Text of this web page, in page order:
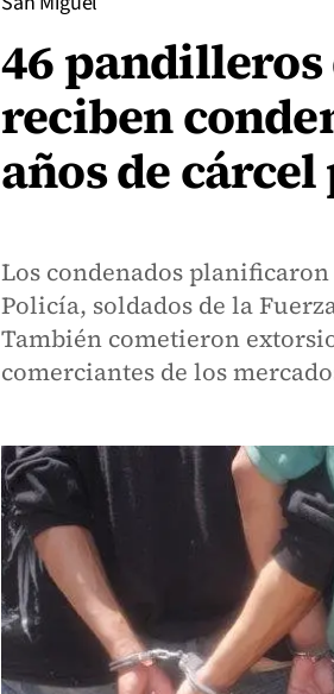
46 pandilleros
reciben
años de
Los condenados
Policía, soldados de la
También cometieron
comerciantes de los